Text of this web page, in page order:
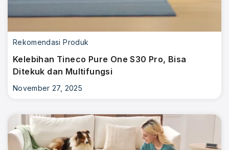
Rekomendasi Produk
Kelebihan Tineco Pure One S30 Pro, Bisa
Ditekuk dan Multifungsi
November 27, 2025